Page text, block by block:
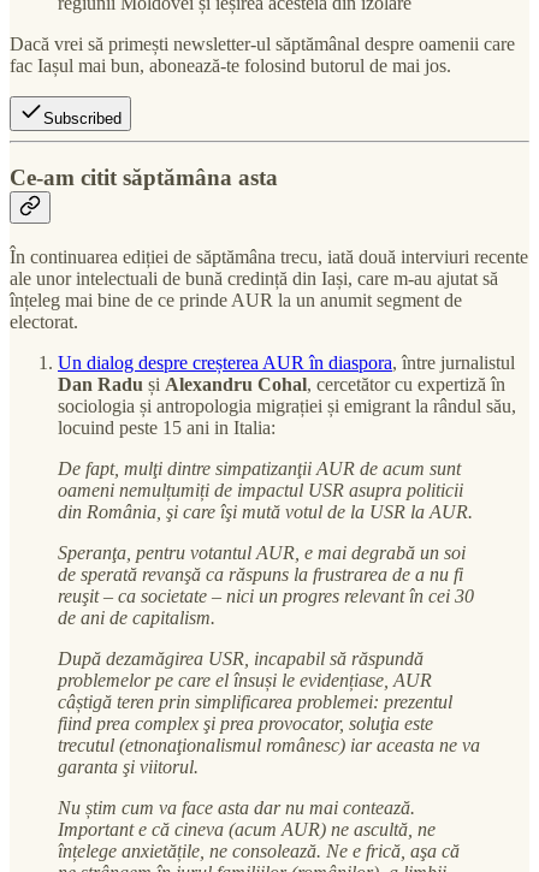
Dacă vrei să primești newsletter-ul săptămânal despre oamenii care
fac Iașul mai bun, abonează-te folosind butorul de mai jos.
Subscribed
Ce-am citit săptămâna asta
În continuarea ediției de săptămâna trecu, iată două interviuri recente
ale unor intelectuali de bună credință din Iași, care m-au ajutat să
înțeleg mai bine de ce prinde AUR la un anumit segment de
electorat.
Un dialog despre creșterea AUR în diaspora, între jurnalistul
Dan Radu și Alexandru Cohal, cercetător cu expertiză în
sociologia și antropologia migrației și emigrant la rândul său,
locuind peste 15 ani in Italia:
De fapt, mulţi dintre simpatizanţii AUR de acum sunt
oameni nemulțumiți de impactul USR asupra politicii
din România, şi care îşi mută votul de la USR la AUR.
Speranţa, pentru votantul AUR, e mai degrabă un soi
de sperată revanşă ca răspuns la frustrarea de a nu fi
reuşit – ca societate – nici un progres relevant în cei 30
de ani de capitalism.
După dezamăgirea USR, incapabil să răspundă
problemelor pe care el însuși le evidențiase, AUR
câștigă teren prin simplificarea problemei: prezentul
fiind prea complex şi prea provocator, soluţia este
trecutul (etnonaţionalismul românesc) iar aceasta ne va
garanta şi viitorul.
Nu știm cum va face asta dar nu mai contează.
Important e că cineva (acum AUR) ne ascultă, ne
înțelege anxietățile, ne consolează. Ne e frică, aşa că